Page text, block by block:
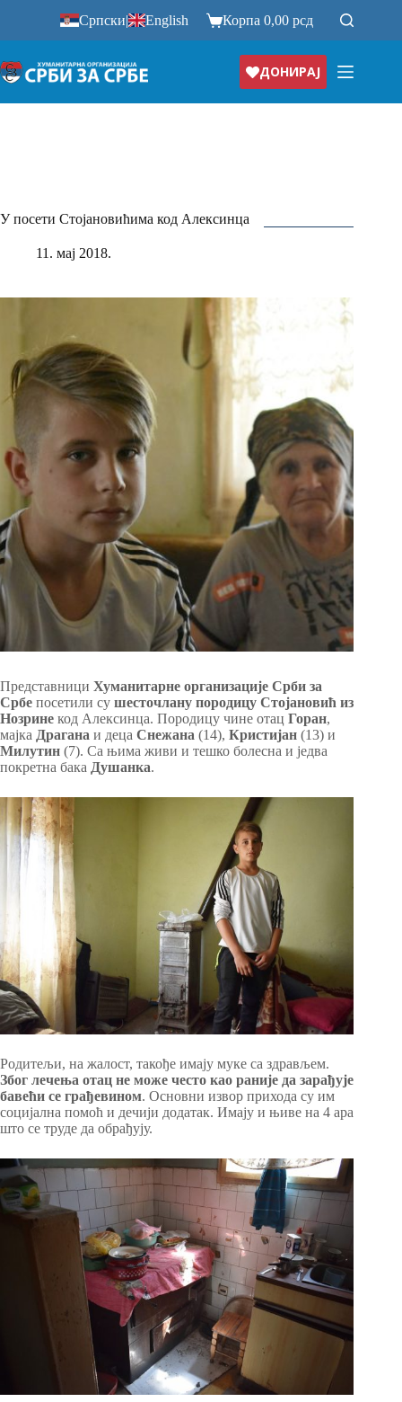
Српски| English Корпа0,00рсд
ДОНИРАЈ
У посети Стојановићима код Алексинца
11. мај 2018.
Представници Хуманитарне организације Срби за
Србе посетили су шесточлану породицу Стојановић из
Нозрине код Алексинца. Породицу чине отац Горан,
мајка Драгана и деца Снежана (14), Кристијан (13) и
Милутин (7). Са њима живи и тешко болесна и једва
покретна бака Душанка.
Родитељи, на жалост, такође имају муке са здрављем.
Због лечења отац не може често као раније да зарађује
бавећи се грађевином. Основни извор прихода су им
социјална помоћ и дечији додатак. Имају и њиве на 4 ара
што се труде да обрађују.